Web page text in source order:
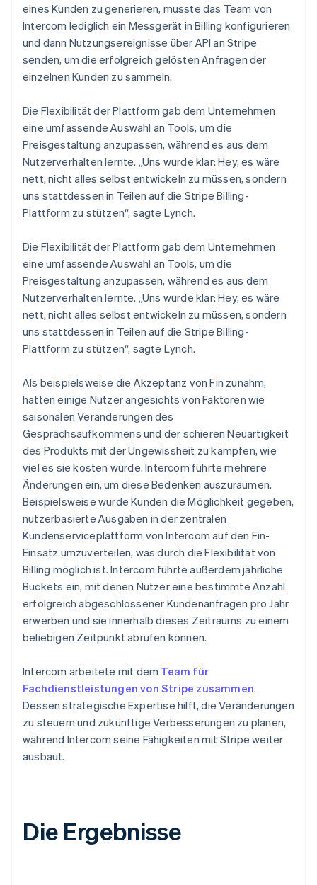
eines Kunden zu generieren, musste das Team von
Intercom lediglich ein Messgerät in Billing konfigurieren
und dann Nutzungsereignisse über API an Stripe
senden, um die erfolgreich gelösten Anfragen der
einzelnen Kunden zu sammeln.
Die Flexibilität der Plattform gab dem Unternehmen
eine umfassende Auswahl an Tools, um die
Preisgestaltung anzupassen, während es aus dem
Nutzerverhalten lernte. „Uns wurde klar: Hey, es wäre
nett, nicht alles selbst entwickeln zu müssen, sondern
uns stattdessen in Teilen auf die Stripe Billing-
Plattform zu stützen“, sagte Lynch.
Die Flexibilität der Plattform gab dem Unternehmen
eine umfassende Auswahl an Tools, um die
Preisgestaltung anzupassen, während es aus dem
Nutzerverhalten lernte. „Uns wurde klar: Hey, es wäre
nett, nicht alles selbst entwickeln zu müssen, sondern
uns stattdessen in Teilen auf die Stripe Billing-
Plattform zu stützen“, sagte Lynch.
Als beispielsweise die Akzeptanz von Fin zunahm,
hatten einige Nutzer angesichts von Faktoren wie
saisonalen Veränderungen des
Gesprächsaufkommens und der schieren Neuartigkeit
des Produkts mit der Ungewissheit zu kämpfen, wie
viel es sie kosten würde. Intercom führte mehrere
Änderungen ein, um diese Bedenken auszuräumen.
Beispielsweise wurde Kunden die Möglichkeit gegeben,
nutzerbasierte Ausgaben in der zentralen
Kundenserviceplattform von Intercom auf den Fin-
Einsatz umzuverteilen, was durch die Flexibilität von
Billing möglich ist. Intercom führte außerdem jährliche
Buckets ein, mit denen Nutzer eine bestimmte Anzahl
erfolgreich abgeschlossener Kundenanfragen pro Jahr
erwerben und sie innerhalb dieses Zeitraums zu einem
beliebigen Zeitpunkt abrufen können.
Intercom arbeitete mit dem Team für
Fachdienstleistungen von Stripe zusammen.
Dessen strategische Expertise hilft, die Veränderungen
zu steuern und zukünftige Verbesserungen zu planen,
während Intercom seine Fähigkeiten mit Stripe weiter
ausbaut.
Die Ergebnisse